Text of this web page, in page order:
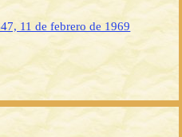
11 de febrero de 1969